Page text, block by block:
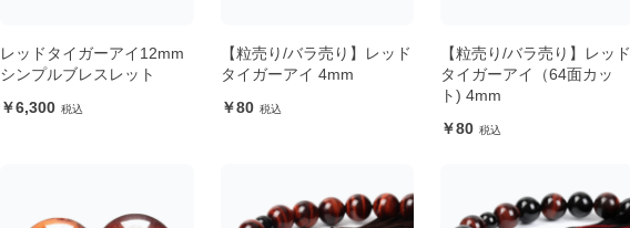
レッドタイガーアイ12mm
シンプルブレスレット
6,300
【粒売り/バラ売り】レッド
タイガーアイ 4mm
80
【粒売り/バラ売り】レッド
タイガーアイ（64面カッ
ト) 4mm
80